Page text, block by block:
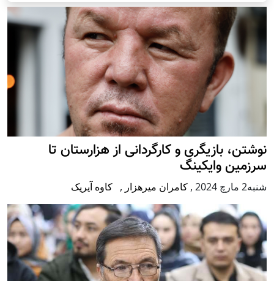
نوشتن، بازیگری و کارگردانی از هزارستان تا
سرزمین وایکینگ
شنبه2 مارچ 2024 , کامران میرهزار , کاوه آیریک